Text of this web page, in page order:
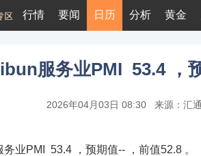
行情 要闻 日历 分析 黄金
服务业PMI 53.4 ，
2026年04月03日 08:30 来源：汇
业PMI 53.4 ，预期值-- ，前值52.8 。